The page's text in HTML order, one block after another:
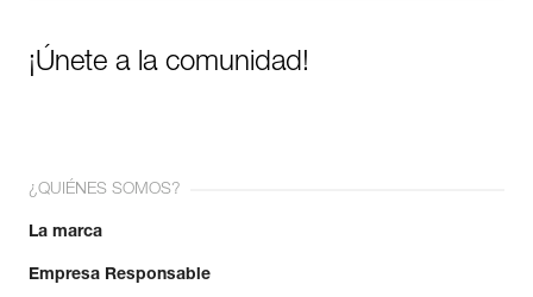
¡Únete a la comunidad!
¿QUIÉNES SOMOS?
La marca
Empresa Responsable